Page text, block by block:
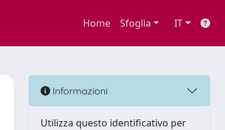
Home Sfoglia IT
Informazioni
Utilizza questo identificativo per